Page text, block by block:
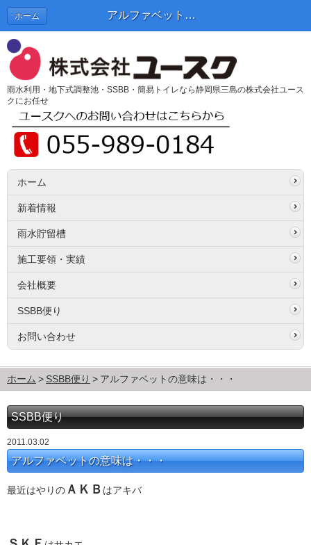
アルファベットの意味は・・・ | SSBB便り
ホーム
雨水利用・地下式調整池・SSBB・簡易トイレなら静岡県三島の株式会社ユース
クにお任せ
ホーム
新着情報
雨水貯留槽
施工要領・実績
会社概要
SSBB便り
お問い合わせ
ホーム SSBB便り アルファベットの意味は・・・
SSBB便り
2011.03.02
アルファベットの意味は・・・
最近はやりの ＡＫＢ はアキバ